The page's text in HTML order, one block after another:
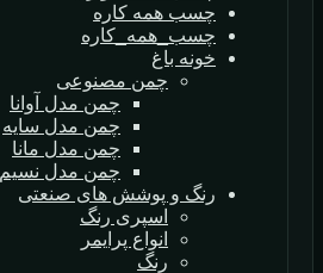
چسب همه کاره
چسب_همه_کاره
خونه باغ
چمن مصنوعی
چمن مدل آوانا
چمن مدل سایه
چمن مدل مانا
چمن مدل نسیم
رنگ و پوشش های صنعتی
اسپری رنگ
انواع پرایمر
رنگ